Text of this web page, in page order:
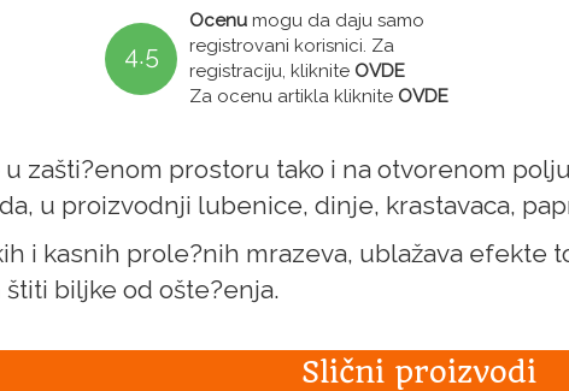
4.5
Ocenu mogu da daju samo
registrovani korisnici. Za
registraciju, kliknite OVDE
Za ocenu artikla kliknite OVDE
zašti?enom prostoru tako i na otvorenom
u proizvodnji lubenice, dinje, krastavaca,
i kasnih prole?nih mrazeva, ublažava
biljke od ošte?enja.
Slični proizvodi